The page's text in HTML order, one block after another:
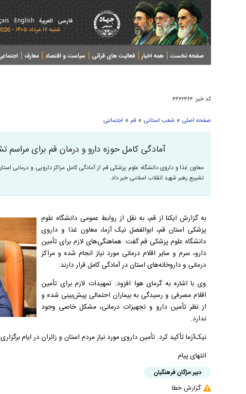
فارسی العربیة English
شنبه ۱۷ مرداد ۱۴۰۵ - 2026 August 08
صفحه نخست همه اخبار فعالیت های قرآنی سیاست و اقتصاد معارف
کد خبر: ۴۳۶۲۴۶۴
صفحه اصلی » شعب استانی » قم » اجتماعی
آمادگی کامل حوزه دارو و درمان قم برای مراسم
معاون غذا و داروی دانشگاه علوم پزشکی قم از آمادگی کامل مراکز دارویی و درمانی
تشییع رهبر شهید انقلاب اسلامی خبر داد.
به گزارش ایکنا از قم، به نقل از روابط عمومی دانشگاه علوم
پزشکی استان قم، ابوالفضل نیک آزما، معاون غذا و داروی
دانشگاه علوم پزشکی قم گفت: هماهنگی‌های لازم برای تأمین
دارو، سرم و سایر اقلام درمانی مورد نیاز انجام شده و مراکز
درمانی و داروخانه‌های استان در آمادگی کامل قرار دارند.
وی با اشاره به گرمای هوا افزود: تمهیدات لازم برای تأمین
اقلام مصرفی و رسیدگی به بیماران احتمالی پیش‌بینی شده و
از نظر تأمین دارو و تجهیزات درمانی، مشکل خاصی وجود
ندارد.
نیک‌آزما تأکید کرد: تأمین داروی مورد نیاز مردم استان و زائران در ایام
انتهای پیام
دبیر:مژگان فرهنگیان
گزارش خطا